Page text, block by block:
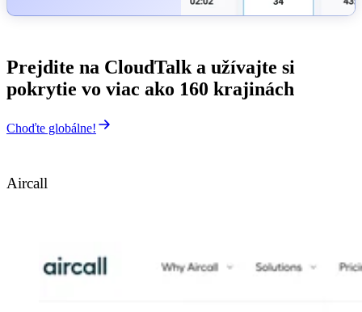
Prejdite na CloudTalk a užívajte si
pokrytie vo viac ako 160 krajinách
Choďte globálne!
Aircall